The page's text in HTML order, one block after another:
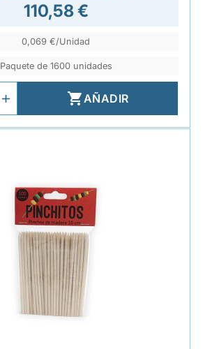
110,58 €
0,069 €/Unidad
Paquete de 1600 unidades
AÑADIR